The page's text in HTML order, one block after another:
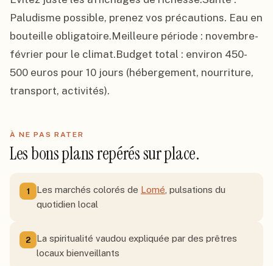
Paludisme possible, prenez vos précautions. Eau en
bouteille obligatoire.Meilleure période : novembre-
février pour le climat.Budget total : environ 450-
500 euros pour 10 jours (hébergement, nourriture,
transport, activités).
À NE PAS RATER
Les bons plans repérés sur place.
1 Les marchés colorés de Lomé , pulsations du
quotidien local
2
La spiritualité vaudou expliquée par des prêtres
locaux bienveillants